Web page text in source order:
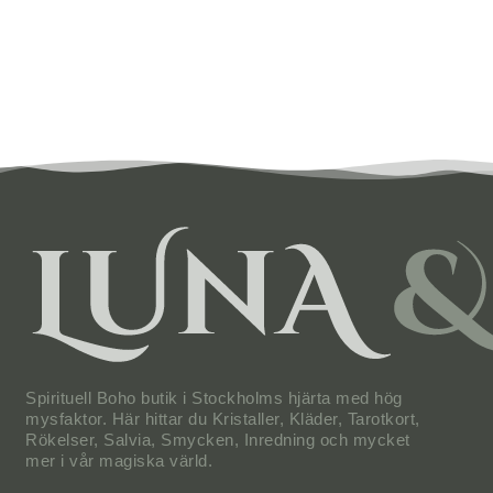
Spirituell Boho butik i Stockholms hjärta med hög
mysfaktor. Här hittar du Kristaller, Kläder, Tarotkort,
Rökelser, Salvia, Smycken, Inredning och mycket
mer i vår magiska värld.